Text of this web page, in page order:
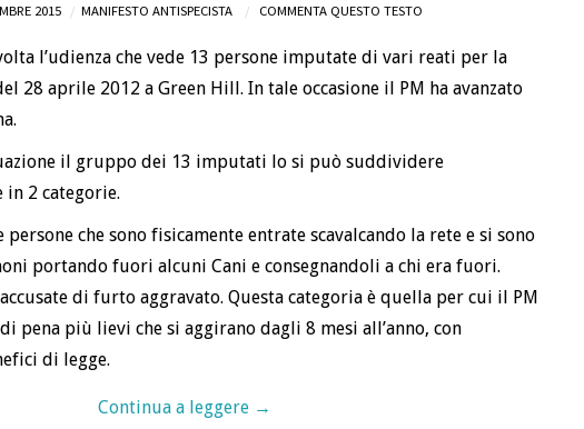
2015 MANIFESTO ANTISPECISTA COMMENTA QUESTO TESTO
l’udienza che vede 13 persone imputate di vari reati per la
28 aprile 2012 a Green Hill. In tale occasione il PM ha avanzato
il gruppo dei 13 imputati lo si può suddividere
2 categorie.
che sono fisicamente entrate scavalcando la rete e si sono
portando fuori alcuni Cani e consegnandoli a chi era fuori.
di furto aggravato. Questa categoria è quella per cui il PM
pena più lievi che si aggirano dagli 8 mesi all’anno, con
di legge.
Continua a leggere →